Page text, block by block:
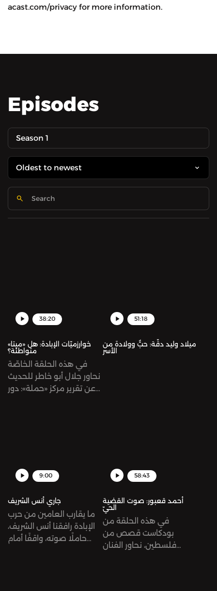
acast.com/privacy for more information.
Episodes
Season 1
38:20
خوارزميّات الإبادة: هل «ميتا»
متواطئة؟
في هذه الحلقة الخاصّة
نحاور جلال أبو خاطر للحديث
عن تقرير مركز «حملة»: دور
51:18
ميلاد وليد دقّة: حبٌّ وولادة من
الأسر
9:00
جاري أنس الشريف
ما يقارب العامين من حرب
الإبادة رافقنا أنس الشريف،
حاملًا صوته، واقفًا أمام
58:43
أحمد قعبور: صوت القضية
الحيّ
في هذه الحلقة من
بودكاست قصص من
فلسطين، نحاور الفنان